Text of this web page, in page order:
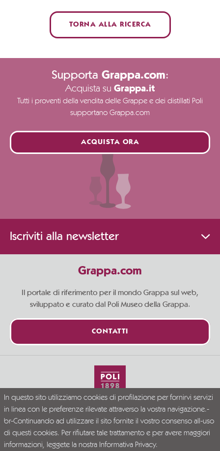
TORNA ALLA RICERCA
Supporta Grappa.com:
Acquista su Grappa.it
Tutti i proventi della vendita delle Grappe e dei distillati Poli
supportano Grappa.com
ACQUISTA ORA
Iscriviti alla newsletter
Grappa.com
Il portale di riferimento per il mondo Grappa sul web,
sviluppato e curato dal Poli Museo della Grappa.
CONTATTI
Vivi la Grappa responsabilmente
Disclaimer
In questo sito utilizziamo cookies di profilazione per fornirvi servizi
in linea con le preferenze rilevate attraverso la vostra navigazione.-
br-Continuando ad utilizzare il sito fornite il vostro consenso all-uso
di questi cookies. Per rifiutare tale trattamento e per avere maggiori
informazioni, leggete la nostra Informativa Privacy.